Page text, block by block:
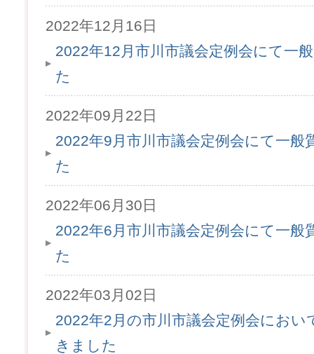
2022年12月16日
2022年12月市川市議会定例会にて一
た
2022年09月22日
2022年9月市川市議会定例会にて一般
た
2022年06月30日
2022年6月市川市議会定例会にて一般
た
2022年03月02日
2022年2月の市川市議会定例会におい
きました